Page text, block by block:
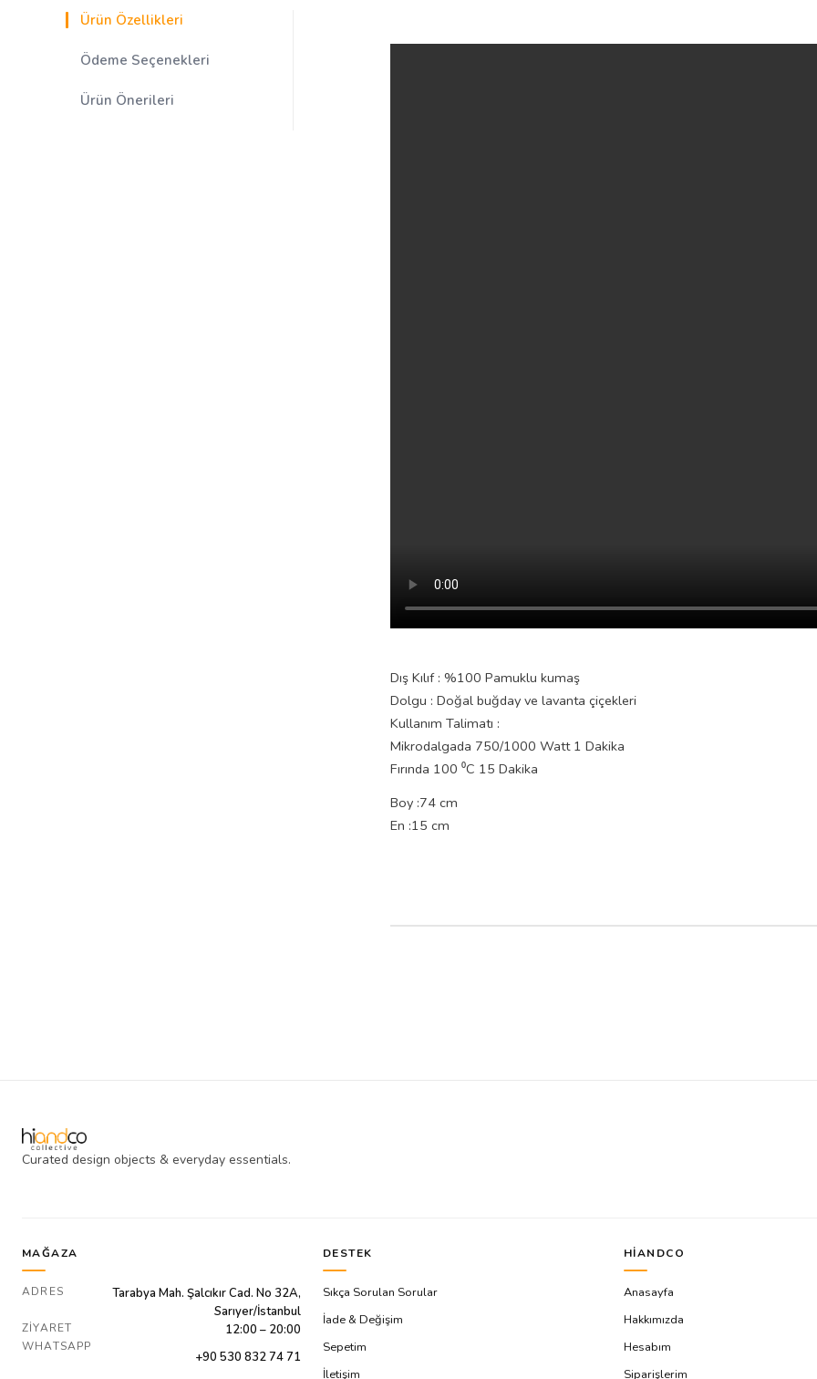
Ürün Özellikleri
Ödeme Seçenekleri
Ürün Önerileri
Dış Kılıf : %100 Pamuklu kumaş
Dolgu : Doğal buğday ve lavanta çiçekleri
Kullanım Talimatı :
Mikrodalgada 750/1000 Watt 1 Dakika
Fırında 100 ⁰C 15 Dakika
Boy :74 cm
En :15 cm
Curated design objects & everyday essentials.
MAĞAZA
ADRES
Tarabya Mah. Şalcıkır Cad. No 32A,
Sarıyer/İstanbul
ZIYARET 12:00 – 20:00
WHATSAPP
+90 530 832 74 71
DESTEK
Sıkça Sorulan Sorular
İade & Değişim
Sepetim
İletişim
HIANDCO
Anasayfa
Hakkımızda
Hesabım
Siparişlerim